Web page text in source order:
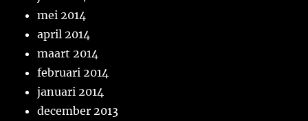
mei 2014
april 2014
maart 2014
februari 2014
januari 2014
december 2013